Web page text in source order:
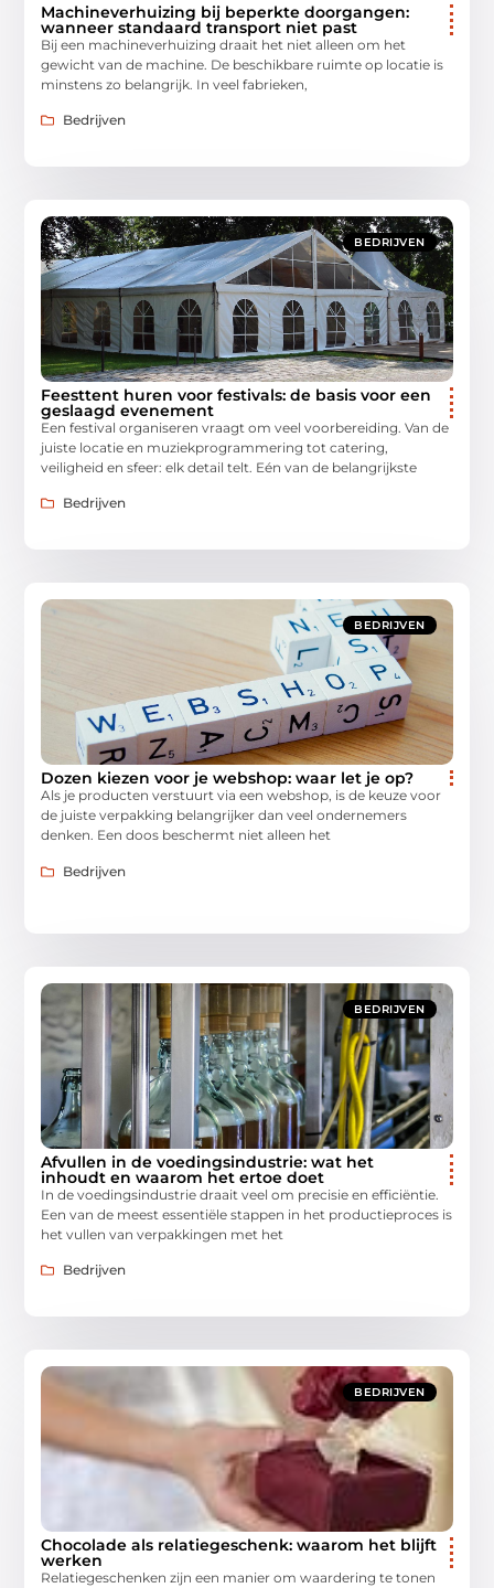
Machineverhuizing bij beperkte doorgangen:
wanneer standaard transport niet past
Bij een machineverhuizing draait het niet alleen om het
gewicht van de machine. De beschikbare ruimte op locatie is
minstens zo belangrijk. In veel fabrieken,
Bedrijven
BEDRIJVEN
Feesttent huren voor festivals: de basis voor een
geslaagd evenement
Een festival organiseren vraagt om veel voorbereiding. Van de
juiste locatie en muziekprogrammering tot catering,
veiligheid en sfeer: elk detail telt. Eén van de belangrijkste
Bedrijven
BEDRIJVEN
Dozen kiezen voor je webshop: waar let je op?
Als je producten verstuurt via een webshop, is de keuze voor
de juiste verpakking belangrijker dan veel ondernemers
denken. Een doos beschermt niet alleen het
Bedrijven
BEDRIJVEN
Afvullen in de voedingsindustrie: wat het
inhoudt en waarom het ertoe doet
In de voedingsindustrie draait veel om precisie en efficiëntie.
Een van de meest essentiële stappen in het productieproces is
het vullen van verpakkingen met het
Bedrijven
BEDRIJVEN
Chocolade als relatiegeschenk: waarom het blijft
werken
Relatiegeschenken zijn een manier om waardering te tonen